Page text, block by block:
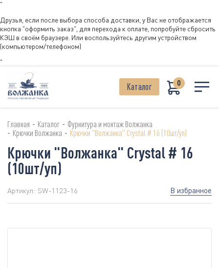
"
Друзья, если после выбора способа доставки, у Вас не отображается
кнопка "оформить заказ", для перехода к оплате, попробуйте сбросить
КЭШ в своём браузере. Или воспользуйтесь другим устройством
(компьютером/телефоном)
"
Каталог 0
Главная - Каталог - Фурнитура и монтаж Волжанка
- Крючки Волжанка - Крючки "Волжанка" Crystal # 16 (10шт/уп)
Крючки "Волжанка" Crystal # 16
(10шт/уп)
Артикул: SW-1123-16 В избранное